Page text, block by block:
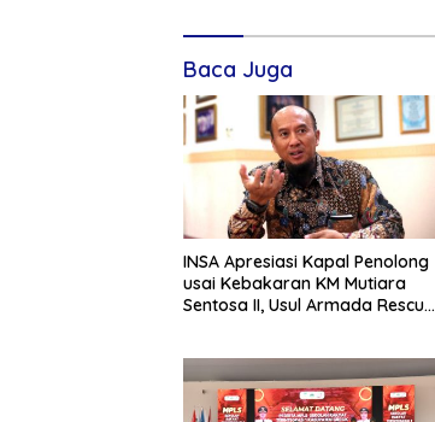
Baca Juga
INSA Apresiasi Kapal Penolong
usai Kebakaran KM Mutiara
Sentosa II, Usul Armada Rescue